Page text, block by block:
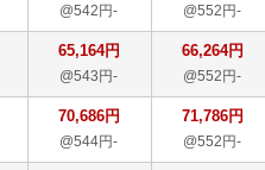
@542円- @552円-
65,164円
@543円-
66,264円
@552円-
70,686円
@544円-
71,786円
@552円-